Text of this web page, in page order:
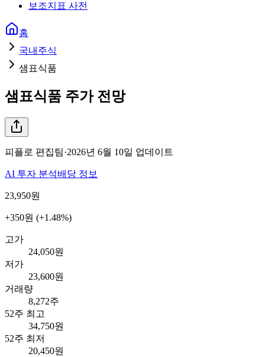
보조지표 사전
홈
국내주식
샘표식품
샘표식품 주가 전망
피플로 편집팀·2026년 6월 10일 업데이트
AI 투자 분석배당 정보
23,950원
+350원 (+1.48%)
고가
24,050원
저가
23,600원
거래량
8,272주
52주 최고
34,750원
52주 최저
20,450원